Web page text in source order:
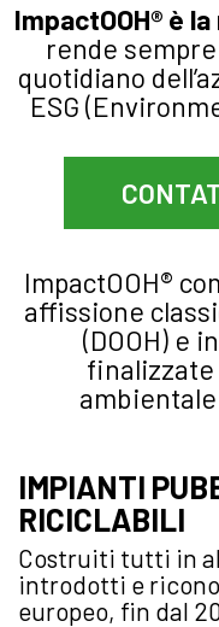
ImpactOOH® è
rende
quotidiano
ESG
ImpactOOH®
affissione
(DOOH) e
finalizzate
IMPIANTI
RICICLABILI
Costruiti tutti in
introdotti e
europeo, fin dal